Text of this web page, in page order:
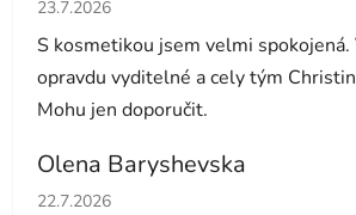
23.7.2026
S kosmetikou jsem velmi
opravdu vyditelné a cely tým
Mohu jen doporučit.
Olena Baryshevska
Hodnotenie obchodu je 5 z 5
22.7.2026